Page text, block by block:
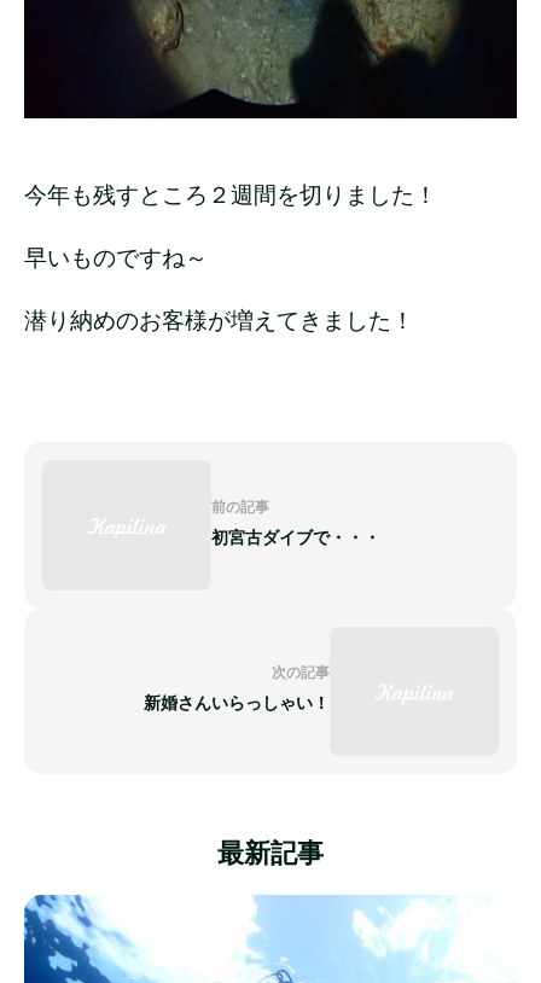
今年も残すところ２週間を切りました！
早いものですね～
潜り納めのお客様が増えてきました！
前の記事
初宮古ダイブで・・・
次の記事
新婚さんいらっしゃい！
最新記事